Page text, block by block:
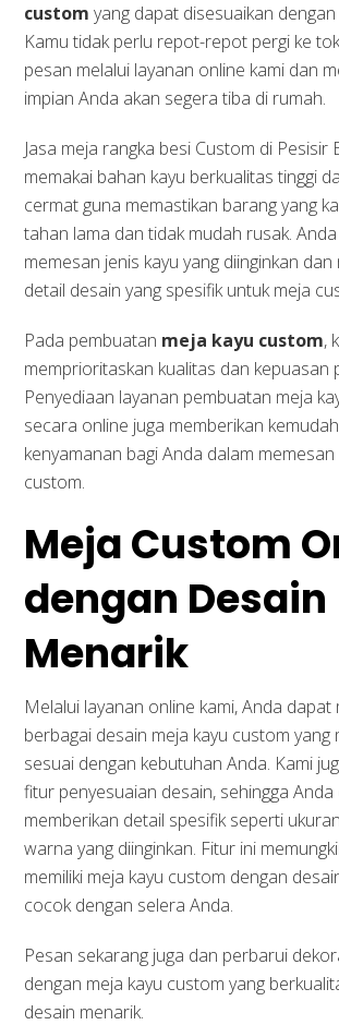
custom yang dapat disesuaikan
Kamu tidak perlu repot-repot pergi ke
pesan melalui layanan online kami dan
impian Anda akan segera tiba di rumah.
Jasa meja rangka besi Custom di Pesisir
memakai bahan kayu berkualitas tinggi
cermat guna memastikan barang yang
tahan lama dan tidak mudah rusak.
memesan jenis kayu yang diinginkan
detail desain yang spesifik untuk meja
Pada pembuatan meja kayu custom,
memprioritaskan kualitas dan kepuasan
Penyediaan layanan pembuatan meja
secara online juga memberikan
kenyamanan bagi Anda dalam memesan
custom.
Meja Custom
dengan Desain
Menarik
Melalui layanan online kami, Anda dapat
berbagai desain meja kayu custom yang
sesuai dengan kebutuhan Anda. Kami
fitur penyesuaian desain, sehingga
memberikan detail spesifik seperti
warna yang diinginkan. Fitur ini
memiliki meja kayu custom dengan
cocok dengan selera Anda.
Pesan sekarang juga dan perbarui
dengan meja kayu custom yang
desain menarik.